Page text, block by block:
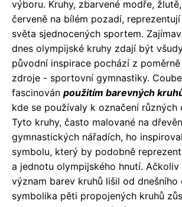
výboru. Kruhy, zbarvené modře,
červeně na bílém pozadí,
světa sjednocených sportem.
dnes olympijské kruhy zdají být
původní inspirace pochází z poměrně
zdroje - sportovní gymnastiky.
fascinován použitím barevných
kde se používaly k označení
Tyto kruhy, často malované na
gymnastických nářadích, ho
symbolu, který by podobně
a jednotu olympijského hnutí. Ačkoliv
význam barev kruhů lišil od dnešního
symbolika pěti propojených kruhů